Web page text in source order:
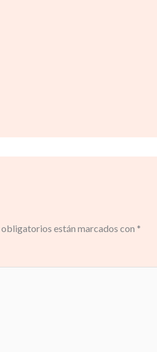
obligatorios están marcados con *